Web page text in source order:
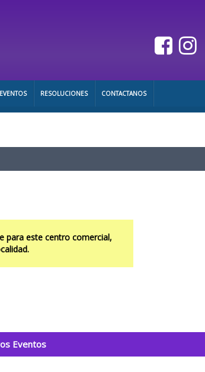
EVENTOS RESOLUCIONES CONTACTANOS
para este centro comercial,
Eventos